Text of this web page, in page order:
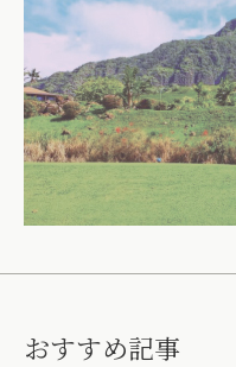
おすすめ記事